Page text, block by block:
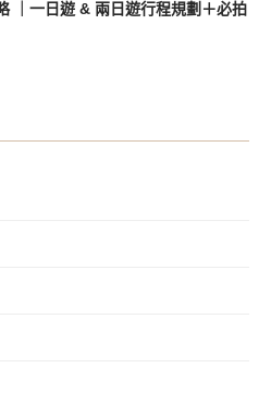
｜一日遊 & 兩日遊行程規劃＋必拍